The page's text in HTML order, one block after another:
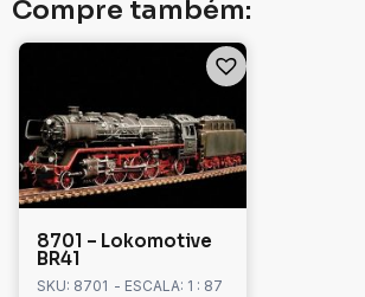
Compre também:
8701 – Lokomotive
BR41
SKU: 8701 - ESCALA: 1 : 87